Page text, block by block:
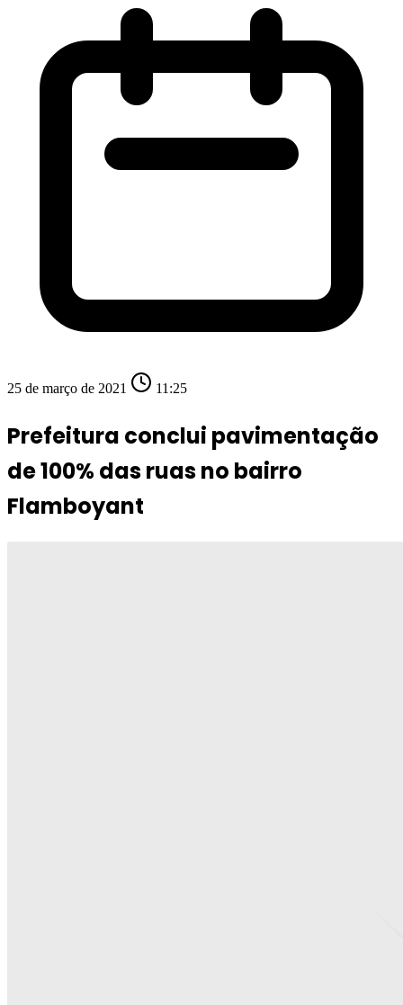
25 de março de 2021 11:25
Prefeitura conclui pavimentação
de 100% das ruas no bairro
Flamboyant